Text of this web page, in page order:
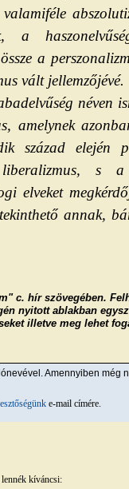
a
a
vált jellemzőjévé.
néven
amelynek
század elején
liberalizmus, s
elveket
annak,
c. hír szövegében.
nyitott ablakban
illetve meg lehet
Amennyiben még
e-mail címére.
kíváncsi: